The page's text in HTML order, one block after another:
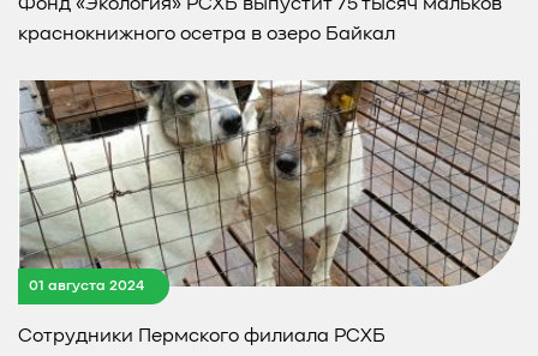
Фонд «Экология» РСХБ выпустит 75 тысяч мальков
краснокнижного осетра в озеро Байкал
01 августа 2024
Сотрудники Пермского филиала РСХБ